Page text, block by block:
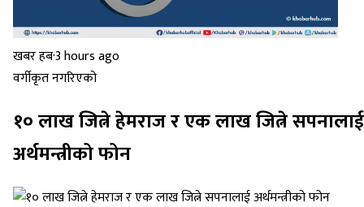
खबर हब·3 hours ago
वर्गीकृत नगरिएको
१० लाख जित्ने हेमराज र एक लाख जित्ने सपनालाई
अर्थमन्त्रीको फोन